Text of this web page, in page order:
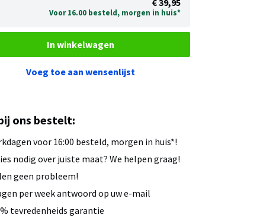
Voor 16.00 besteld, morgen in huis*
In winkelwagen
Voeg toe aan wensenlijst
ons bestelt:
voor 16:00 besteld, morgen in huis*!
nodig over juiste maat? We helpen graag!
geen probleem!
per week antwoord op uw e-mail
tevredenheids garantie